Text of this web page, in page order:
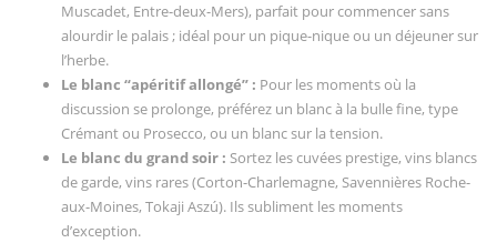
Muscadet, Entre-deux-Mers), parfait pour commencer sans
alourdir le palais ; idéal pour un pique-nique ou un déjeuner sur
l’herbe.
Le blanc “apéritif allongé” : Pour les moments où la
discussion se prolonge, préférez un blanc à la bulle fine, type
Crémant ou Prosecco, ou un blanc sur la tension.
Le blanc du grand soir : Sortez les cuvées prestige, vins blancs
de garde, vins rares (Corton-Charlemagne, Savennières Roche-
aux-Moines, Tokaji Aszú). Ils subliment les moments
d’exception.